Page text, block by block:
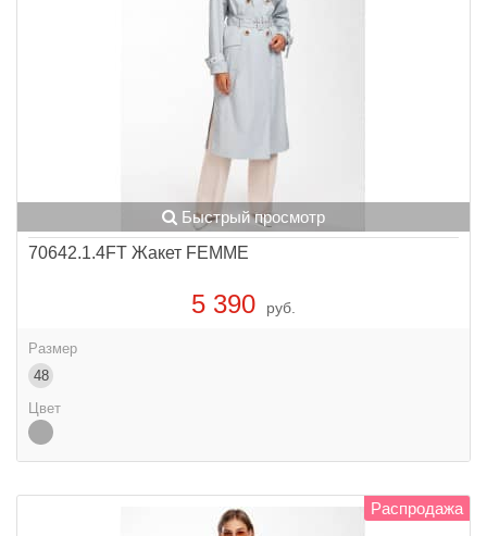
Быстрый просмотр
70642.1.4FT Жакет FEMME
5 390 руб.
Размер
48
Цвет
Распродажа